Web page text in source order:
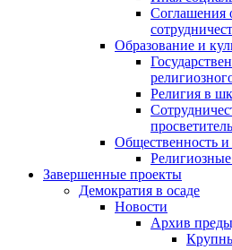
Соглашения
Образование и
Религия в
Общественность
Завершенные проекты
Демократия в осаде
Новости
Архив